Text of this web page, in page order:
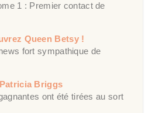
1 : Premier contact de
Queen Betsy !
fort sympathique de
Briggs
ont été tirées au sort